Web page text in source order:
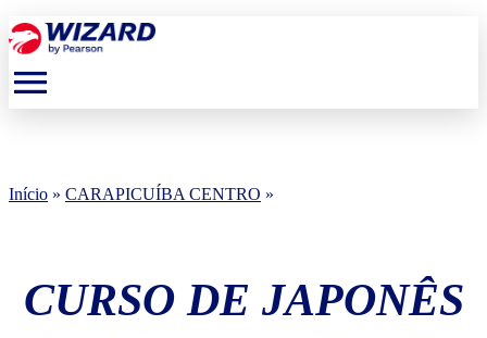
menu
Início » CARAPICUÍBA CENTRO »
CURSO DE JAPONÊS